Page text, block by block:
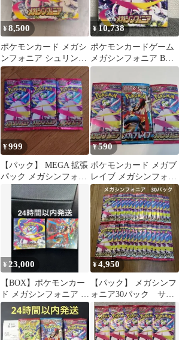
¥8,500
ポケモンカード メガシ
ンフォニア シュリンク
ペリペリなし 1box
¥10,738
ポケモンカードゲーム
メガシンフォニア BOX
シュリンク付き
¥999
【パック】 MEGA 拡張
パック メガシンフォニ
ア 3パック
¥590
ポケモンカード メガブ
レイブ メガシンフォニ
ア バラ4パック
¥ 23,000
【BOX】ポケモンカー
ド メガシンフォニア メ
ガブレイブ 2種セット
¥4,950
【パック】 メガシンフ
ォニア30パック サー
チ済